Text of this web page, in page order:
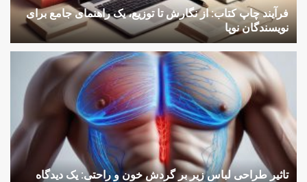
فرآیند چاپ کتاب: از نگارش تا توزیع، یک راهنمای جامع برای
نویسندگان نوپا
تاثیر طراحی لباس زیر بر گردش خون و راحتی: یک دیدگاه